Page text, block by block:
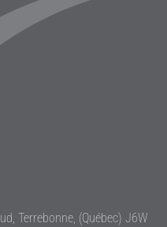
Terrebonne, (Québec) J6W